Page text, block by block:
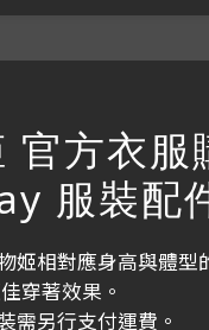
官方衣服
服裝配
姬相對應身高與體型
穿著效果。
需另行支付運費。